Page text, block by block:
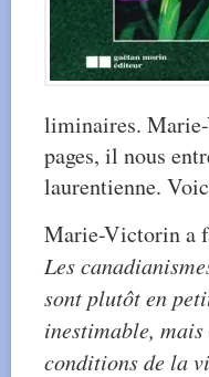
liminaires.
pages, il nous
laurentienne.
Marie-Victorin a
Les
sont plutôt en
inestimable,
conditions de la